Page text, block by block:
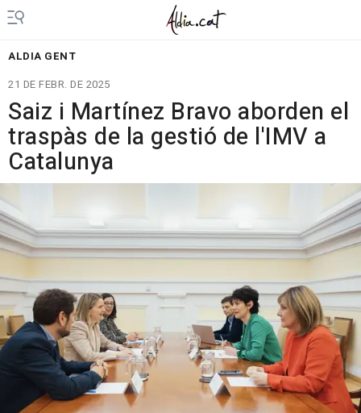
ALDIA GENT
21 DE FEBR. DE 2025
Saiz i Martínez Bravo aborden el
traspàs de la gestió de l'IMV a
Catalunya